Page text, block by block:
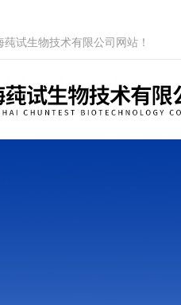
试生物技术有限公司网站！